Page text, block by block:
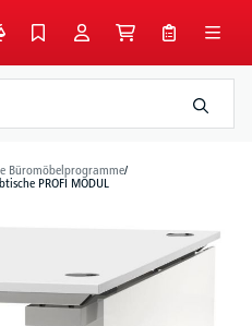
Büromöbelprogramme/
PROFI MODUL